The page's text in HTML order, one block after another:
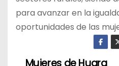
para avanzar en la
oportunidades de las